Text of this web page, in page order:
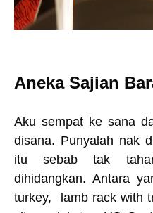
Aneka Sajian
Aku sempat ke sana
disana. Punyalah nak
itu sebab tak
dihidangkan. Antara
turkey, lamb rack with